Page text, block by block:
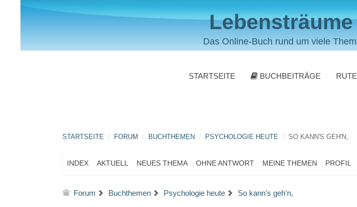
Das Online-Buch rund um viele
STARTSEITE BUCHBEITRÄGE
STARTSEITE FORUM BUCHTHEMEN PSYCHOLOGIE HEUTE SO KANN'S GEH'N,
INDEX AKTUELL NEUES THEMA OHNE ANTWORT MEINE THEMEN PROFIL
Forum Buchthemen Psychologie heute So kann's geh'n,